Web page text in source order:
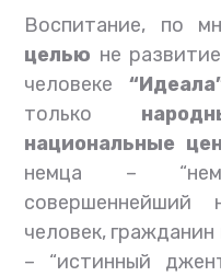
Воспитание, по
целью не
человеке
только
национальные
немца –
совершеннейший
человек, гражданин
– “истинный